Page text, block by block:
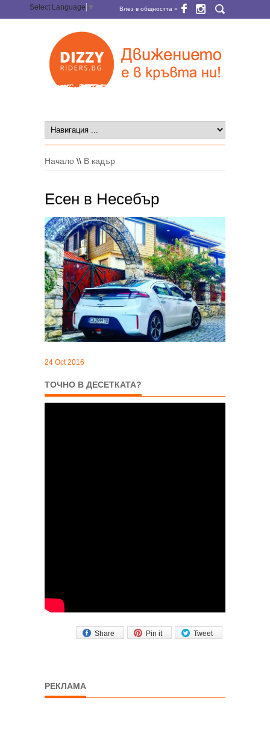
Select Language ▼ Влез в общността »
Начало \\ В кадър
Есен в Несебър
24 Oct 2016
ТОЧНО В ДЕСЕТКАТА?
Tweet
Pin it
Share
РЕКЛАМА